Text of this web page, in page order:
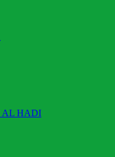
SMP Islam Al Hadi Mojolaban